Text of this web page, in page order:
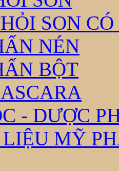
SON
NÉN
BỘT
- DƯỢC
MỸ